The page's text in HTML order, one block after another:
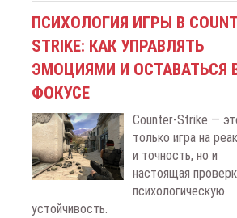
ПСИХОЛОГИЯ ИГРЫ В
STRIKE: КАК УПРАВЛЯТЬ
ЭМОЦИЯМИ И ОСТАВАТЬСЯ
ФОКУСЕ
Counter-Strike —
только игра на
и точность, но и
настоящая
психологическую
устойчивость.